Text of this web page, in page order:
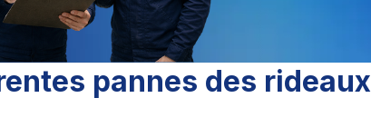
pannes des rideaux